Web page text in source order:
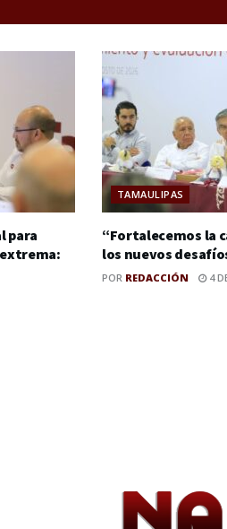
para
TAMAULIPAS
“Fortalecemos la
los nuevos
POR REDACCIÓN 4